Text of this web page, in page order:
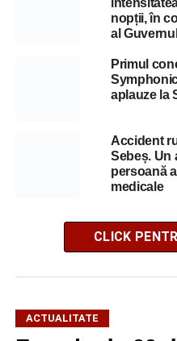
nopții, în
al
Primul
aplauze la
Accident
Sebeș. Un
persoană
medicale
CLICK
ACTUALITATE